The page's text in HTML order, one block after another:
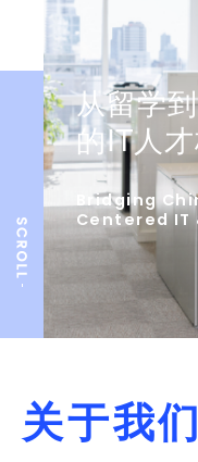
从留学
的IT人
Bridging
Centered IT
关于我们